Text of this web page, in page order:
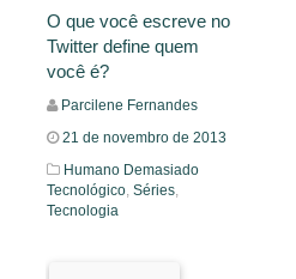
O que você escreve no
Twitter define quem
você é?
Parcilene Fernandes
21 de novembro de 2013
Humano Demasiado
Tecnológico, Séries,
Tecnologia